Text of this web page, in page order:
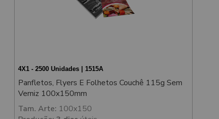
4X1 - 2500 Unidades | 1515A
Panfletos, Flyers E Folhetos Couchê 115g Sem
Verniz 100x150mm
Tam. Arte: 100x150